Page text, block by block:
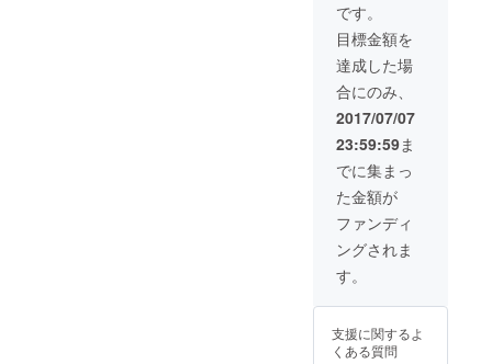
行いま
す。
です。
目標金額を
達成した場
合にのみ、
2017/07/07
23:59:59ま
でに集まっ
た金額が
ファンディ
ングされま
す。
支援に関するよ
くある質問